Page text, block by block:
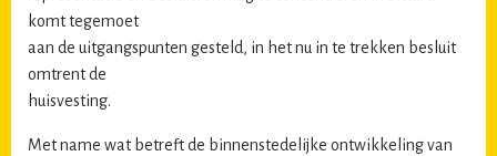
komt tegemoet
aan de uitgangspunten gesteld, in het nu in te trekken besluit
omtrent de
huisvesting.
Met name wat betreft de binnenstedelijke ontwikkeling van